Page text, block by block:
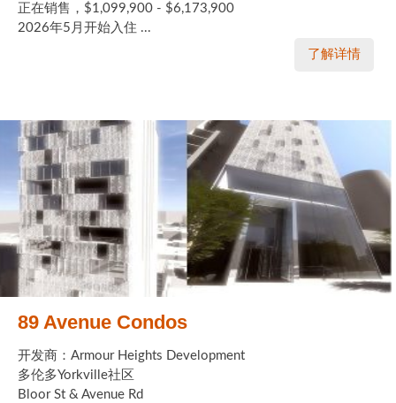
正在销售，$1,099,900 - $6,173,900
2026年5月开始入住 ...
了解详情
89 Avenue Condos
开发商：Armour Heights Development
多伦多Yorkville社区
Bloor St & Avenue Rd